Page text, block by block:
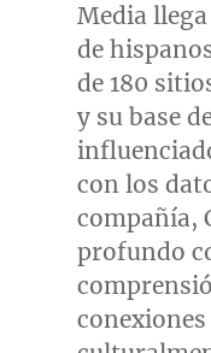
Media
de
de 180
y su base
con los
compañía,
profundo